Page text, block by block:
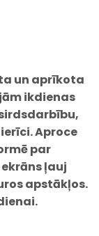
un aprīkota
ikdienas
Aproce
par
ļauj
apstākļos.